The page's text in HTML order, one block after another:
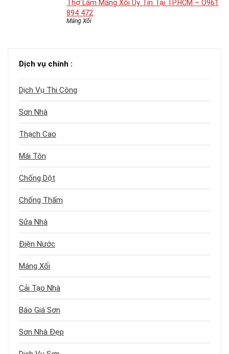
Thợ Làm Máng Xối Uy Tín Tại TP.HCM – O961
894 472
Máng Xối
Dịch vụ chính :
Dịch Vụ Thi Công
Sơn Nhà
Thạch Cao
Mái Tôn
Chống Dột
Chống Thấm
Sửa Nhà
Điện Nước
Máng Xối
Cải Tạo Nhà
Báo Giá Sơn
Sơn Nhà Đẹp